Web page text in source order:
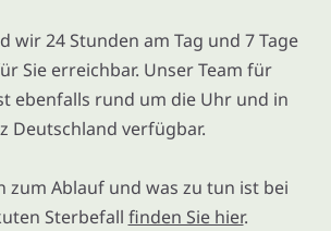
wir 24 Stunden am Tag und 7 Tage
Sie erreichbar. Unser Team für
ebenfalls rund um die Uhr und in
Deutschland verfügbar.
Ablauf und was zu tun ist bei
Sterbefall finden Sie hier.